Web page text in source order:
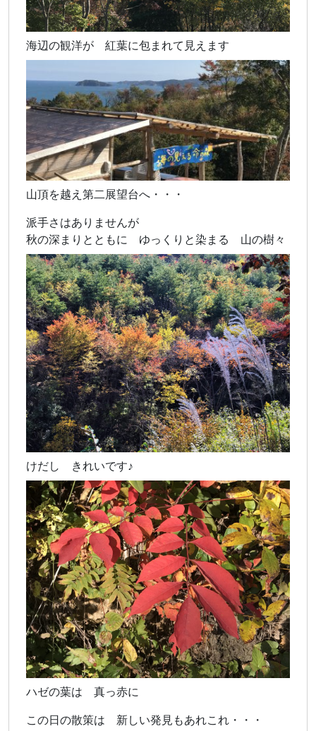
海辺の観洋が 紅葉に包まれて見えます
山頂を越え第二展望台へ・・・
派手さはありませんが
秋の深まりとともに ゆっくりと染まる 山の樹々
けだし きれいです♪
ハゼの葉は 真っ赤に
この日の散策は 新しい発見もあれこれ・・・